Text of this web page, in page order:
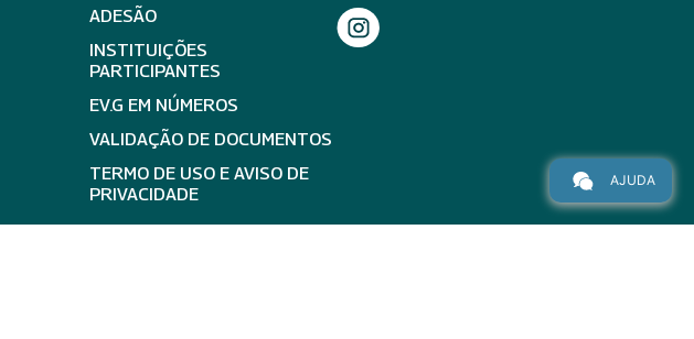
ADESÃO
INSTITUIÇÕES
PARTICIPANTES
EV.G EM NÚMEROS
VALIDAÇÃO DE DOCUMENTOS
TERMO DE USO E AVISO DE
PRIVACIDADE
AJUDA